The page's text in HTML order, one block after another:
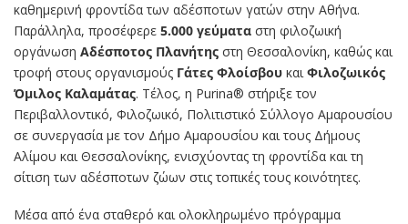
καθημερινή φροντίδα των αδέσποτων γατών στην Αθήνα.
Παράλληλα, προσέφερε 5.000 γεύματα στη φιλοζωική
οργάνωση Αδέσποτος Πλανήτης στη Θεσσαλονίκη, καθώς και
τροφή στους οργανισμούς Γάτες Φλοίσβου καιΦιλοζωικός
Όμιλος Καλαμάτας. Τέλος, η Purina® στήριξε τον
Περιβαλλοντικό, Φιλοζωικό, Πολιτιστικό Σύλλογο Αμαρουσίου
σε συνεργασία με τον Δήμο Αμαρουσίου και τους Δήμους
Αλίμου και Θεσσαλονίκης, ενισχύοντας τη φροντίδα και τη
σίτιση των αδέσποτων ζώων στις τοπικές τους κοινότητες.
Μέσα από ένα σταθερό και ολοκληρωμένο πρόγραμμα